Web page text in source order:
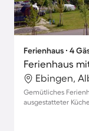
Ferienhaus ∙ 4
Ferienhaus
Ebingen,
Gemütliches
ausgestatteter